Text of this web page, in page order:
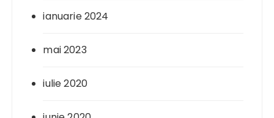
ianuarie 2024
mai 2023
iulie 2020